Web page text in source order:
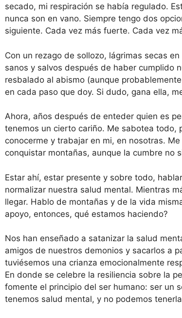
secado, mi respiración se había regulado.
nunca son en vano. Siempre tengo dos
siguiente. Cada vez más fuerte. Cada vez
Con un rezago de sollozo, lágrimas secas
sanos y salvos después de haber cumplido
resbalado al abismo (aunque
en cada paso que doy. Si dudo, gana ella,
Ahora, años después de enteder quien es
tenemos un cierto cariño. Me sabotea todo,
conocerme y trabajar en mi, en nosotras.
conquistar montañas, aunque la cumbre no
Estar ahí, estar presente y sobre todo,
normalizar nuestra salud mental. Mientras
llegar. Hablo de montañas y de la vida
apoyo, entonces, qué estamos haciendo?
Nos han enseñado a satanizar la salud
amigos de nuestros demonios y sacarlos a
tuviésemos una crianza emocionalmente
En donde se celebre la resiliencia sobre la
fomente el principio del ser humano: ser un
tenemos salud mental, y no podemos